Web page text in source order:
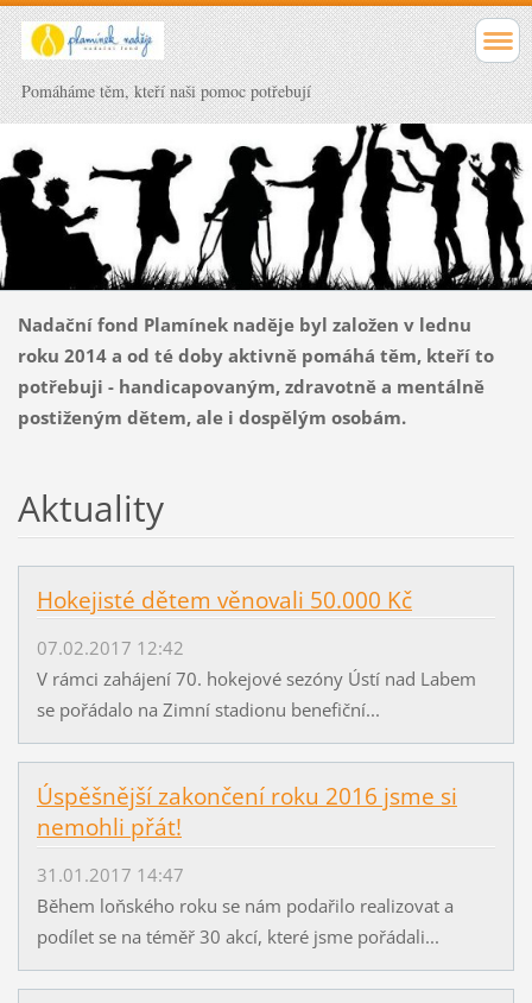
Pomáháme těm, kteří naši pomoc potřebují
Nadační fond Plamínek naděje byl založen v lednu
roku 2014 a od té doby aktivně pomáhá těm, kteří to
potřebuji - handicapovaným, zdravotně a mentálně
postiženým dětem, ale i dospělým osobám.
Aktuality
Hokejisté dětem věnovali 50.000 Kč
07.02.2017 12:42
V rámci zahájení 70. hokejové sezóny Ústí nad Labem
se pořádalo na Zimní stadionu benefiční...
Úspěšnější zakončení roku 2016 jsme si
nemohli přát!
31.01.2017 14:47
Během loňského roku se nám podařilo realizovat a
podílet se na téměř 30 akcí, které jsme pořádali...